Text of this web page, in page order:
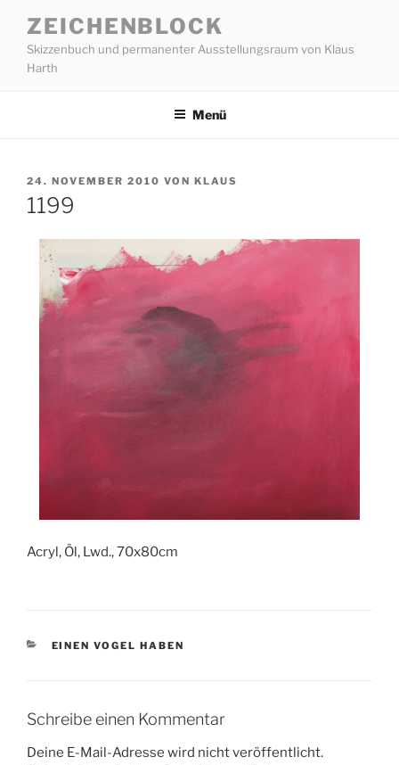
Inhalt
springen
ZEICHENBLOCK
Skizzenbuch und permanenter Ausstellungsraum von Klaus
Harth
Menü
VERÖFFENTLICHT
AM
24. NOVEMBER 2010 VON KLAUS
1199
Acryl, Öl, Lwd., 70x80cm
KATEGORIEN
EINEN VOGEL HABEN
Schreibe einen Kommentar
Deine E-Mail-Adresse wird nicht veröffentlicht.